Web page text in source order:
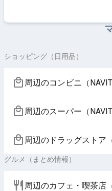
ショッピング（日用品）
周辺のコンビニ（
周辺のスーパー（
周辺のドラッグストア
グルメ（まとめ情報）
周辺のカフェ・喫茶店